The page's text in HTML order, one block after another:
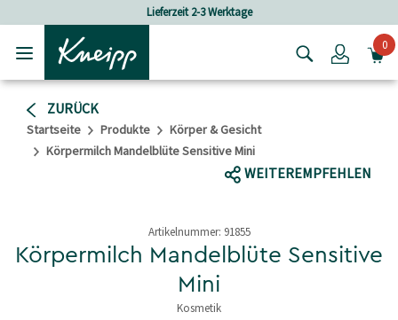
Lieferzeit 2-3 Werktage
Login0
ZURÜCK
Startseite Produkte
Körper & Gesicht
Körpermilch Mandelblüte Sensitive Mini
WEITEREMPFEHLEN
Artikelnummer: 91855
Körpermilch Mandelblüte Sensitive
Mini
Kosmetik